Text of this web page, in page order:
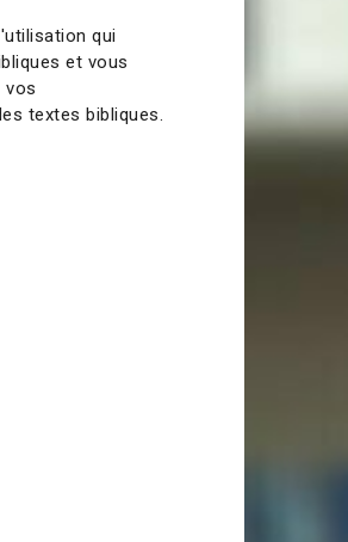
qui
et vous
vos
textes bibliques.